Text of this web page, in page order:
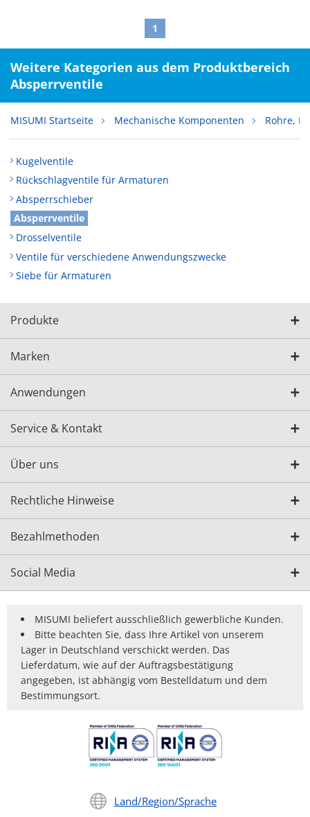
1
Weitere Kategorien aus dem Produktbereich
Absperrventile
MISUMI Startseite Mechanische Komponenten Rohre,
Kugelventile
Rückschlagventile für Armaturen
Absperrschieber
Absperrventile
Drosselventile
Ventile für verschiedene Anwendungszwecke
Siebe für Armaturen
Produkte
Marken
Anwendungen
Service & Kontakt
Über uns
Rechtliche Hinweise
Bezahlmethoden
Social Media
MISUMI beliefert ausschließlich gewerbliche Kunden.
Bitte beachten Sie, dass Ihre Artikel von unserem
Lager in Deutschland verschickt werden. Das
Lieferdatum, wie auf der Auftragsbestätigung
angegeben, ist abhängig vom Bestelldatum und dem
Bestimmungsort.
Land/Region/Sprache